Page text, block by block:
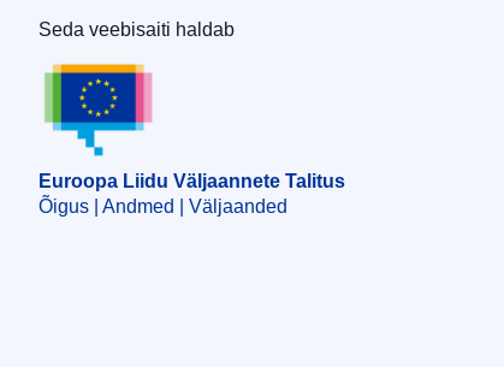
Euroopa Liidu Väljaannete Talitus
Seda veebisaiti haldab
Euroopa Liidu Väljaannete Talitus
Õigus | Andmed | Väljaanded